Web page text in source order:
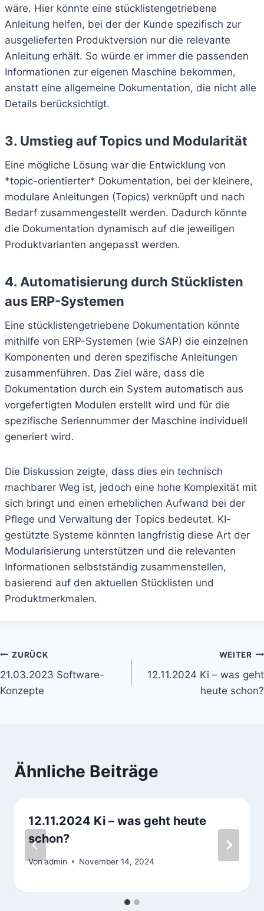
wäre. Hier könnte eine stücklistengetriebene
Anleitung helfen, bei der der Kunde spezifisch zur
ausgelieferten Produktversion nur die relevante
Anleitung erhält. So würde er immer die passenden
Informationen zur eigenen Maschine bekommen,
anstatt eine allgemeine Dokumentation, die nicht alle
Details berücksichtigt.
3. Umstieg auf Topics und Modularität
Eine mögliche Lösung war die Entwicklung von
*topic-orientierter* Dokumentation, bei der kleinere,
modulare Anleitungen (Topics) verknüpft und nach
Bedarf zusammengestellt werden. Dadurch könnte
die Dokumentation dynamisch auf die jeweiligen
Produktvarianten angepasst werden.
4. Automatisierung durch Stücklisten
aus ERP-Systemen
Eine stücklistengetriebene Dokumentation könnte
mithilfe von ERP-Systemen (wie SAP) die einzelnen
Komponenten und deren spezifische Anleitungen
zusammenführen. Das Ziel wäre, dass die
Dokumentation durch ein System automatisch aus
vorgefertigten Modulen erstellt wird und für die
spezifische Seriennummer der Maschine individuell
generiert wird.
Die Diskussion zeigte, dass dies ein technisch
machbarer Weg ist, jedoch eine hohe Komplexität mit
sich bringt und einen erheblichen Aufwand bei der
Pflege und Verwaltung der Topics bedeutet. KI-
gestützte Systeme könnten langfristig diese Art der
Modularisierung unterstützen und die relevanten
Informationen selbstständig zusammenstellen,
basierend auf den aktuellen Stücklisten und
Produktmerkmalen.
Beitrags-
Navigation
ZURÜCK
21.03.2023 Software-
Konzepte
WEITER
12.11.2024 Ki – was geht
heute schon?
Ähnliche Beiträge
12.11.2024 Ki – was geht heute
schon?
Vonadmin November 14, 2024